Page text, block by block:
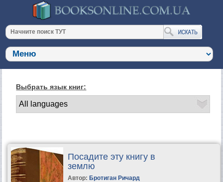
Выбрать язык книг:
Посадите эту книгу в
землю
Автор: Бротиган Ричард